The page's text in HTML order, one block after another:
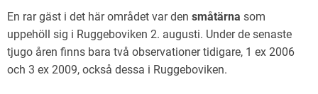
En rar gäst i det här området var den småtärna som
uppehöll sig i Ruggeboviken 2. augusti. Under de senaste
tjugo åren finns bara två observationer tidigare, 1 ex 2006
och 3 ex 2009, också dessa i Ruggeboviken.